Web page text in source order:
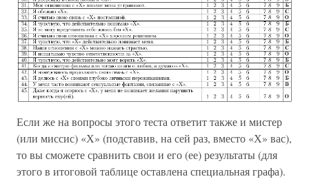
Если же на вопросы этого теста ответит также и мистер
(или миссис) «Х» (подставив, на сей раз, вместо «Х» вас),
то вы сможете сравнить свои и его (ее) результаты (для
этого в итоговой таблице оставлена специальная графа).